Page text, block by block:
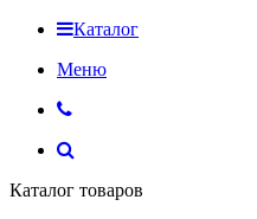
Каталог
Меню
Каталог товаров